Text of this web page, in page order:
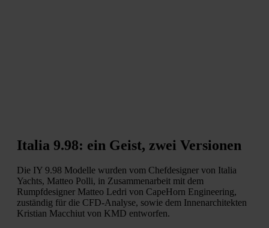
Italia 9.98: ein Geist, zwei Versionen
Die IY 9.98 Modelle wurden vom Chefdesigner von Italia
Yachts, Matteo Polli, in Zusammenarbeit mit dem
Rumpfdesigner Matteo Ledri von CapeHorn Engineering,
zuständig für die CFD-Analyse, sowie dem Innenarchitekten
Kristian Macchiut von KMD entworfen.